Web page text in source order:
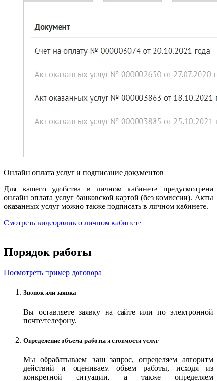
Онлайн оплата услуг и подписание документов
Для вашего удобства в личном кабинете предусмотрена
онлайн оплата услуг банковской картой (без комиссии). Акты
оказанных услуг можно также подписать в личном кабинете.
Смотреть видеоролик о личном кабинете
Порядок работы
Посмотреть пример договора
Звонок или заявка
Вы оставляете заявку на сайте или по электронной
почте/телефону.
Определение объема работы и стоимости услуг
Мы обрабатываем ваш запрос, определяем алгоритм
действий и оцениваем объем работы, исходя из
конкретной ситуации, а также определяем